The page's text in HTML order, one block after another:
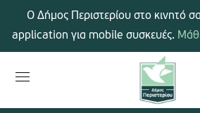
Ο Δήμος Περιστερίου στο κινητό
application για mobile συσκευές.